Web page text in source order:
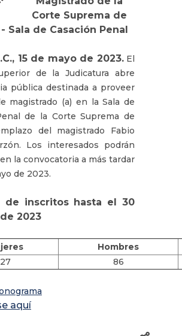
Corte Suprema de
Sala de Casación Penal
15 de mayo de 2023.El
de la Judicatura abre
pública destinada a proveer
magistrado (a) en la Sala de
de la Corte Suprema de
del magistrado Fabio
Los interesados podrán
la convocatoria a más tardar
de 2023.
de inscritos hasta el 30
2023
Hombres
27
86
aquí